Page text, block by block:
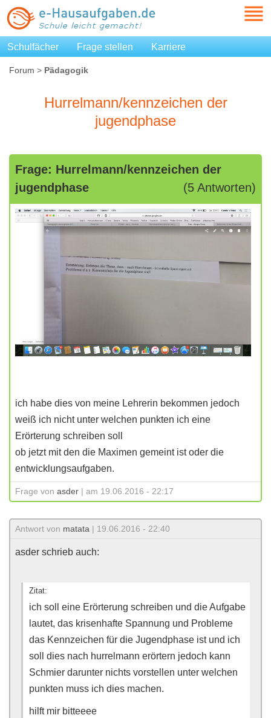
Schulfächer Frage stellen Karriere
Forum > Pädagogik
Hurrelmann/kennzeichen der
jugendphase
Frage: Hurrelmann/kennzeichen der
jugendphase
(5 Antworten)
ich habe dies von meine Lehrerin bekommen jedoch
weiß ich nicht unter welchen punkten ich eine
Erörterung schreiben soll
ob jetzt mit den die Maximen gemeint ist oder die
entwicklungsaufgaben.
Frage von asder | am 19.06.2016 - 22:17
Antwort von matata | 19.06.2016 - 22:40
asder schrieb auch:
Zitat:
ich soll eine Erörterung schreiben und die Aufgabe
lautet, das krisenhafte Spannung und Probleme
das Kennzeichen für die Jugendphase ist und ich
soll dies nach hurrelmann erörtern jedoch kann
Schmier darunter nichts vorstellen unter welchen
punkten muss ich dies machen.
hilft mir bitteeee